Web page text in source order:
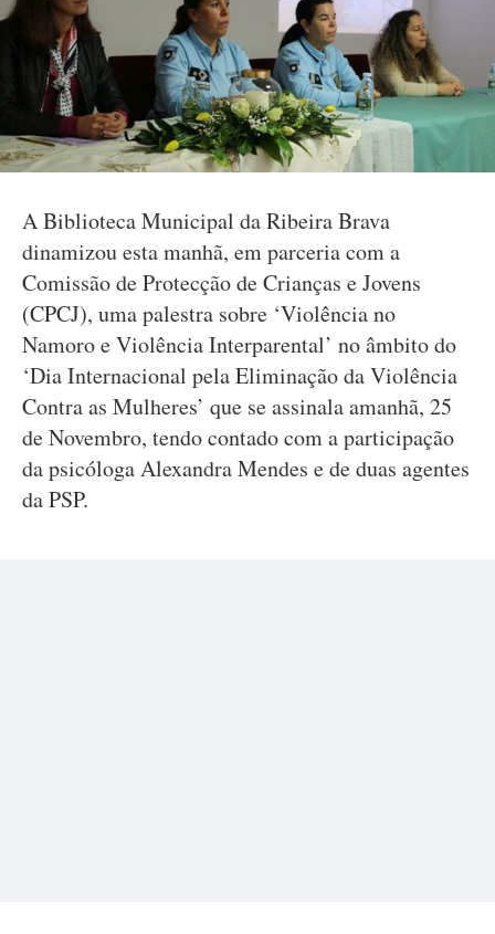
A Biblioteca Municipal da Ribeira Brava
dinamizou esta manhã, em parceria com a
Comissão de Protecção de Crianças e Jovens
(CPCJ), uma palestra sobre ‘Violência no
Namoro e Violência Interparental’ no âmbito do
‘Dia Internacional pela Eliminação da Violência
Contra as Mulheres’ que se assinala amanhã, 25
de Novembro, tendo contado com a participação
da psicóloga Alexandra Mendes e de duas agentes
da PSP.